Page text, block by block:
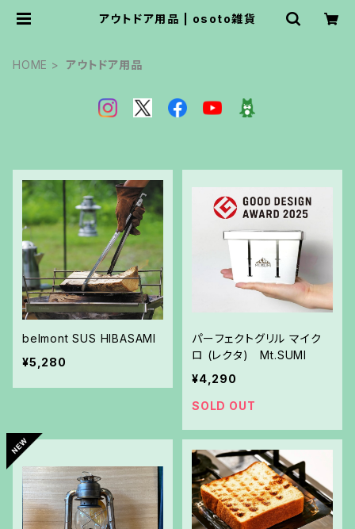
アウトドア用品 | osoto雑貨
HOME アウトドア用品
belmont SUS HIBASAMI
¥5,280
パーフェクトグリル マイク
ロ (レクタ) Mt.SUMI
¥4,290
SOLD OUT